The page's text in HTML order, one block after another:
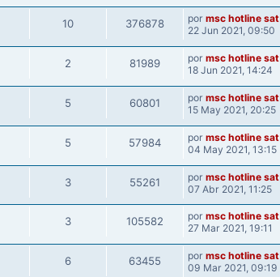
10 376878 por msc hotline sat
22 Jun 2021, 09:50
2 81989 por msc hotline sat
18 Jun 2021, 14:24
5 60801 por msc hotline sat
15 May 2021, 20:25
5 57984 por msc hotline sat
04 May 2021, 13:15
3 55261 por msc hotline sat
07 Abr 2021, 11:25
3 105582 por msc hotline sat
27 Mar 2021, 19:11
6 63455 por msc hotline sat
09 Mar 2021, 09:19